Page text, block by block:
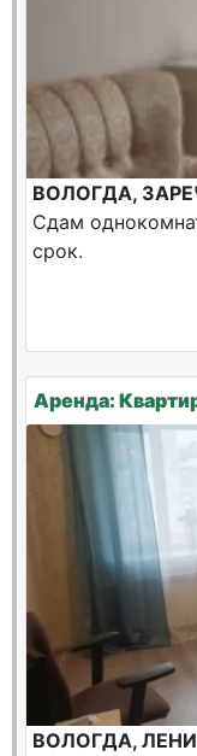
ВОЛОГДА,
Сдам
срок.
Аренда:
ВОЛОГДА,